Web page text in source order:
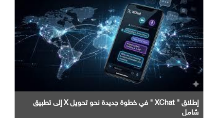
إطلاق " XChat " في خطوة جديدة نحو تحويل X إلى تطبيق
شامل